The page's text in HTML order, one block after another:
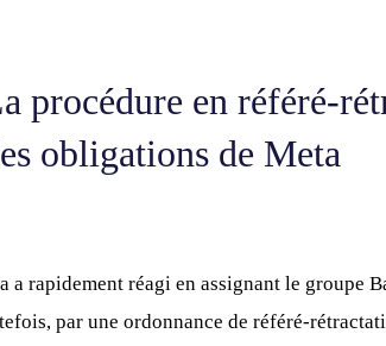
procédure en référé-
obligations de Meta
a rapidement réagi en assignant le groupe
par une ordonnance de référé-